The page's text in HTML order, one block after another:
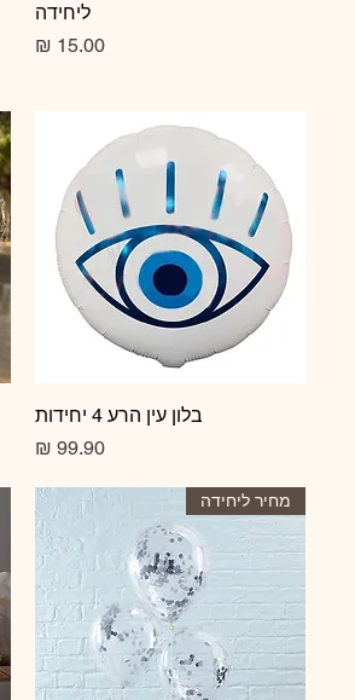
ליחידה
מחיר‏15.00 ‏₪
תצוגה מהירה
בלון עין הרע 4 יחידות
מחיר‏99.90 ‏₪
מחיר ליחידה